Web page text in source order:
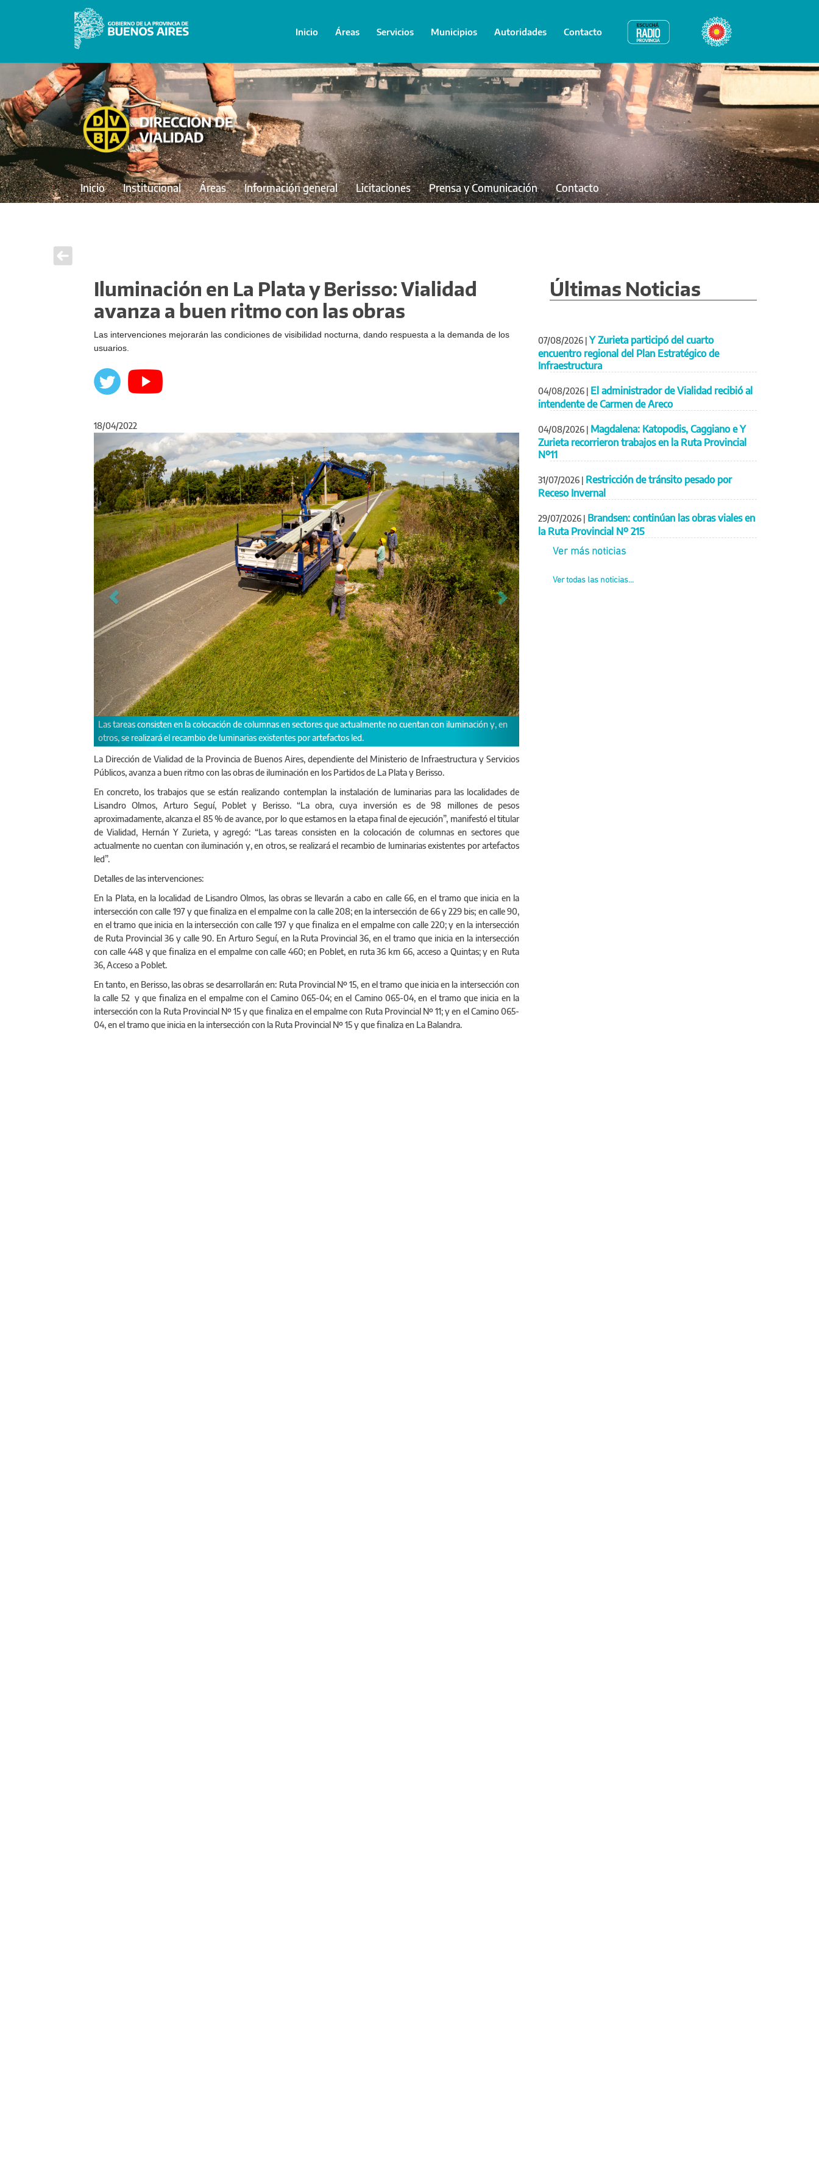
Inicio Áreas Servicios Municipios Autoridades Contacto Radio Provincia Bicentenario
Inicio Institucional Áreas Información general Licitaciones Prensa y Comunicación Contacto
Iluminación en La Plata y Berisso: Vialidad
avanza a buen ritmo con las obras
Las intervenciones mejorarán las condiciones de visibilidad nocturna, dando respuesta a la demanda de los
usuarios.
18/04/2022
que actualmente no cuentan con iluminación y, en
Vialidad está interviniendo Caminos Secundarios, como así también Rutas Provinciales tales como la 15 y la 36.
Anterior Siguiente
La Dirección de Vialidad de la Provincia de Buenos Aires, dependiente del Ministerio de Infraestructura y Servicios
Públicos, avanza a buen ritmo con las obras de iluminación en los Partidos de La Plata y Berisso.
En concreto, los trabajos que se están realizando contemplan la instalación de luminarias para las localidades de
Lisandro Olmos, Arturo Seguí, Poblet y Berisso. “La obra, cuya inversión es de 98 millones de pesos
aproximadamente, alcanza el 85 % de avance, por lo que estamos en la etapa final de ejecución”, manifestó el titular
de Vialidad, Hernán Y Zurieta, y agregó: “Las tareas consisten en la colocación de columnas en sectores que
actualmente no cuentan con iluminación y, en otros, se realizará el recambio de luminarias existentes por artefactos
led”.
Detalles de las intervenciones:
En la Plata, en la localidad de Lisandro Olmos, las obras se llevarán a cabo en calle 66, en el tramo que inicia en la
intersección con calle 197 y que finaliza en el empalme con la calle 208; en la intersección de 66 y 229 bis; en calle 90,
en el tramo que inicia en la intersección con calle 197 y que finaliza en el empalme con calle 220; y en la intersección
de Ruta Provincial 36 y calle 90. En Arturo Seguí, en la Ruta Provincial 36, en el tramo que inicia en la intersección
con calle 448 y que finaliza en el empalme con calle 460; en Poblet, en ruta 36 km 66, acceso a Quintas; y en Ruta
36, Acceso a Poblet.
En tanto, en Berisso, las obras se desarrollarán en: Ruta Provincial Nº 15, en el tramo que inicia en la intersección con
la calle 52 y que finaliza en el empalme con el Camino 065-04; en el Camino 065-04, en el tramo que inicia en la
intersección con la Ruta Provincial Nº 15 y que finaliza en el empalme con Ruta Provincial Nº 11; y en el Camino 065-
04, en el tramo que inicia en la intersección con la Ruta Provincial Nº 15 y que finaliza en La Balandra.
Últimas Noticias
07/08/2026 | Y Zurieta participó del cuarto
encuentro regional del Plan Estratégico de
Infraestructura
04/08/2026 | El administrador de Vialidad recibió al
intendente de Carmen de Areco
04/08/2026 | Magdalena: Katopodis, Caggiano e Y
Zurieta recorrieron trabajos en la Ruta Provincial
Nº11
31/07/2026 | Restricción de tránsito pesado por
Receso Invernal
29/07/2026 | Brandsen: continúan las obras viales en
la Ruta Provincial Nº 215
Ver más noticias
Ver todas las noticias...